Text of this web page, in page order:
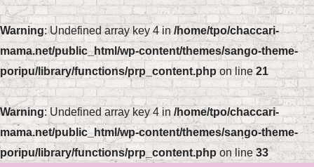
Warning: Undefined array key 4 in/home/tpo/chaccari-
mama.net/public_html/wp-content/themes/sango-theme-
poripu/library/functions/prp_content.phpon line21
Warning: Undefined array key 4 in /home/tpo/chaccari-
mama.net/public_html/wp-content/themes/sango-theme-
poripu/library/functions/prp_content.php on line33